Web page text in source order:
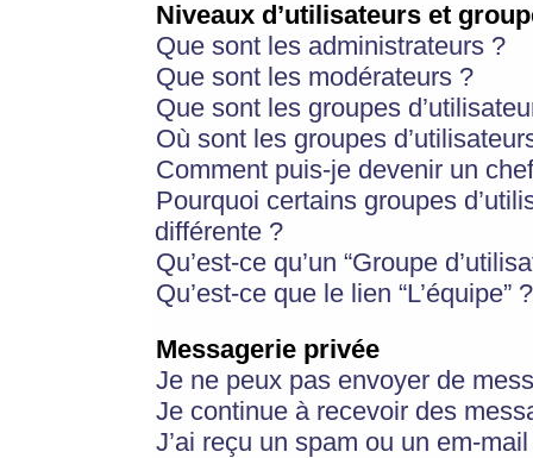
Niveaux d’utilisateurs et
Que sont les administrateurs ?
Que sont les modérateurs ?
Que sont les groupes
Où sont les groupes
Comment puis-je devenir un
Pourquoi certains groupes
différente ?
Qu’est-ce qu’un “Groupe
Qu’est-ce que le lien “L’équipe” ?
Messagerie privée
Je ne peux pas envoyer de
Je continue à recevoir des
J’ai reçu un spam ou un em-